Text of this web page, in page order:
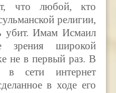
что любой, кто
религии,
убит. Имам Исмаил
зрения широкой
не в первый раз. В
сети интернет
в ходе его